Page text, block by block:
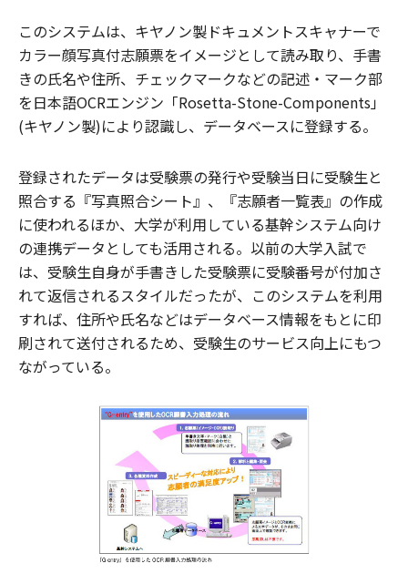
このシステムは、キヤノン製ドキュメントスキャナーで
カラー顔写真付志願票をイメージとして読み取り、手書
きの氏名や住所、チェックマークなどの記述・マーク部
を日本語OCRエンジン「Rosetta-Stone-Components」
(キヤノン製)により認識し、データベースに登録する。
登録されたデータは受験票の発行や受験当日に受験生と
照合する『写真照合シート』、『志願者一覧表』の作成
に使われるほか、大学が利用している基幹システム向け
の連携データとしても活用される。以前の大学入試で
は、受験生自身が手書きした受験票に受験番号が付加さ
れて返信されるスタイルだったが、このシステムを利用
すれば、住所や氏名などはデータベース情報をもとに印
刷されて送付されるため、受験生のサービス向上にもつ
ながっている。